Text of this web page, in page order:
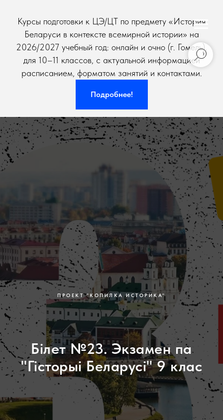
Курсы подготовки к ЦЭ/ЦТ по предмету «История
Беларуси в контексте всемирной истории» на
2026/2027 учебный год: онлайн и очно (г. Гомель),
для 10–11 классов, с актуальной информацией
расписанием, форматом занятий и контактами.
Подробнее!
ПРОЕКТ "КОПИЛКА ИСТОРИКА"
Білет №23. Экзамен па
"Гісторыі Беларусі" 9 клас